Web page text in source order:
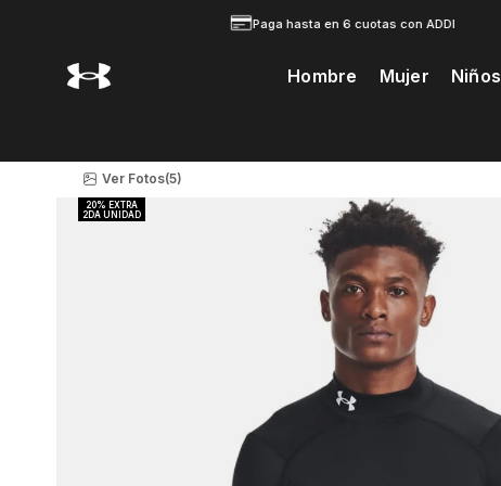
Paga hasta en 6 cuotas con ADDI
Hombre Mujer Niños
Ver Fotos(5)